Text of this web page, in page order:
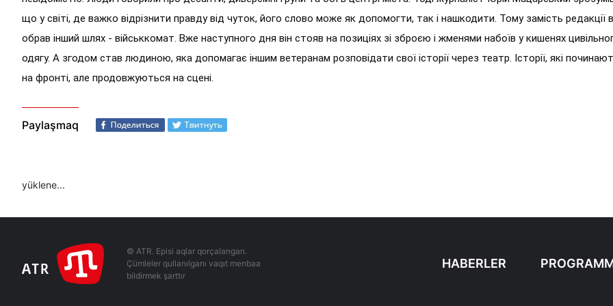
що у світі, де важко відрізнити правду від чуток, його слово може як допомогти, так і нашкодити. Тому замість редакції
обрав інший шлях - військкомат. Вже наступного дня він стояв на позиціях зі зброєю і жменями набоїв у кишенях
одягу. А згодом став людиною, яка допомагає іншим ветеранам розповідати свої історії через театр. Історії, які
на фронті, але продовжуються на сцені.
Paylaşmaq
yüklene...
© ATR. Episi aqlar qorçalangan.
Çümleler qullanılganı vaqıt menbaa
bildirmek şarttır
HABERLER